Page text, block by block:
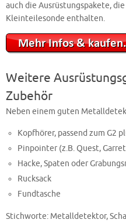
auch die Ausrüstungspakete,
Kleinteilesonde enthalten.
Weitere
Zubehör
Neben einem guten
Kopfhörer, passend zum G2
Pinpointer (z.B. Quest,
Hacke, Spaten oder
Rucksack
Fundtasche
Stichworte: Metalldetektor,